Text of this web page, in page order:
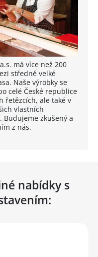
má více než 200
středně velké
Naše výrobky se
celé České republice
řetězcích, ale také v
vlastních
Budujeme zkušený a
z nás.
nabídky s